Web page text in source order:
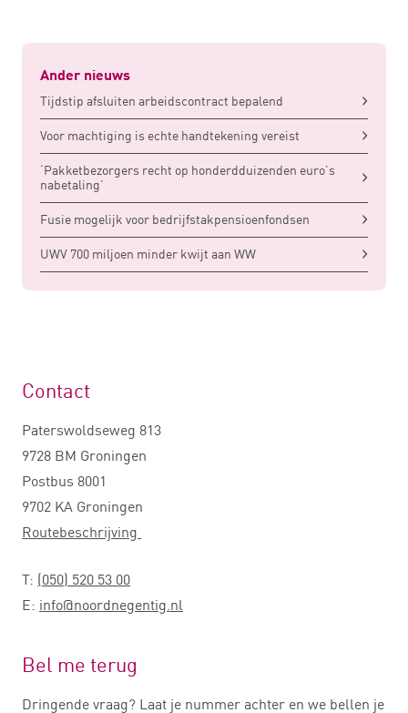
Ander nieuws
Tijdstip afsluiten arbeidscontract bepalend
Voor machtiging is echte handtekening vereist
‘Pakketbezorgers recht op honderdduizenden euro’s
nabetaling’
Fusie mogelijk voor bedrijfstakpensioenfondsen
UWV 700 miljoen minder kwijt aan WW
Contact
Paterswoldseweg 813
9728 BM Groningen
Postbus 8001
9702 KA Groningen
Routebeschrijving
T: (050) 520 53 00
E: info@noordnegentig.nl
Bel me terug
Dringende vraag? Laat je nummer achter en we bellen je